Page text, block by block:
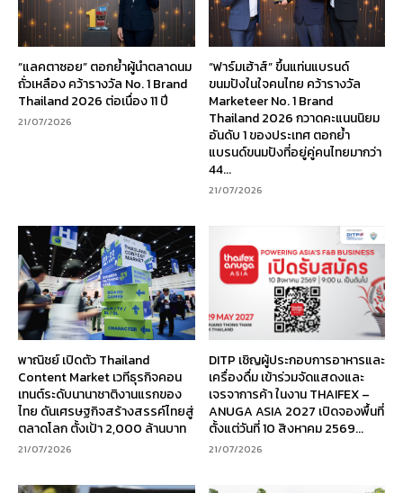
“แลคตาซอย” ตอกย้ำผู้นำตลาดนม
ถั่วเหลือง คว้ารางวัล No. 1 Brand
Thailand 2026 ต่อเนื่อง 11 ปี
21/07/2026
“ฟาร์มเฮ้าส์” ขึ้นแท่นแบรนด์
ขนมปังในใจคนไทย คว้ารางวัล
Marketeer No. 1 Brand
Thailand 2026 กวาดคะแนนนิยม
อันดับ 1 ของประเทศ ตอกย้ำ
แบรนด์ขนมปังที่อยู่คู่คนไทยมากว่า
44...
21/07/2026
พาณิชย์ เปิดตัว Thailand
Content Market เวทีธุรกิจคอน
เทนต์ระดับนานาชาติงานแรกของ
ไทย ดันเศรษฐกิจสร้างสรรค์ไทยสู่
ตลาดโลก ตั้งเป้า 2,000 ล้านบาท
21/07/2026
DITP เชิญผู้ประกอบการอาหารและ
เครื่องดื่ม เข้าร่วมจัดแสดงและ
เจรจาการค้า ในงาน THAIFEX –
ANUGA ASIA 2027 เปิดจองพื้นที่
ตั้งแต่วันที่ 10 สิงหาคม 2569...
21/07/2026